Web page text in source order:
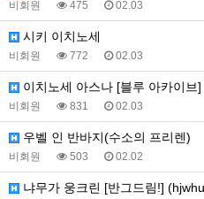
비회원 475 02.03
시키 이치노세
비회원 772 02.03
이치노세 아스나 [블루 아카이브]
비회원 831 02.03
우벨 인 반바지(수소의 프리렌)
비회원 503 02.02
냐무가 웅크린 [반그드림!]